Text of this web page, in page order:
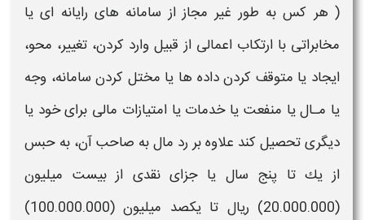
( هر كس به طور غیر مجاز از سامانه های رایانه ای یا
مخابراتی با ارتكاب اعمالی از قبیل وارد كردن، تغییر، محو،
ایجاد یا متوقف كردن داده ها یا مختل كردن سامانه، وجه
یا مـال یا منفعت یا خدمات یا امتیازات مالی برای خود یا
دیگری تحصیل كند علاوه بر رد مال به صاحب آن، به حبس
از یك تا پنج سال یا جزای نقدی از بیست میلیون
(20.000.000) ریال تا یكصد میلیون (100.000.000)